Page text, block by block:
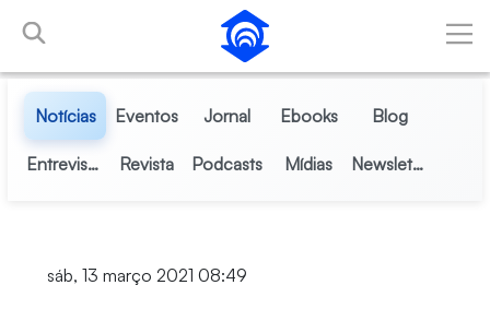
Pular para o Conteúdo principal
Notícias Eventos Jornal Ebooks Blog
Entrevistas Revista Podcasts Mídias Newsletter
sáb, 13 março 2021 08:49